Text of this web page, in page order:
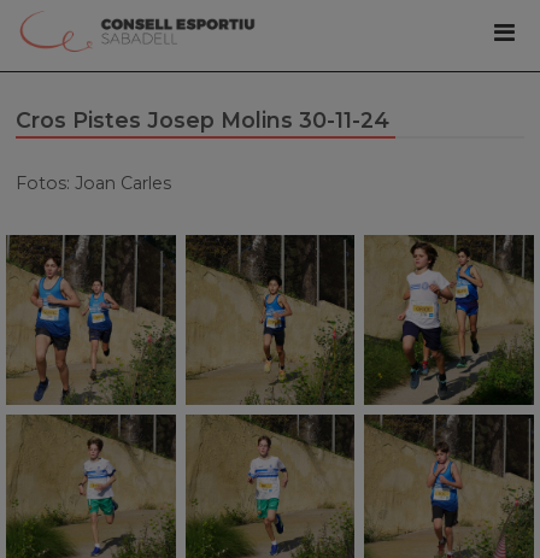
Cros Pistes Josep Molins 30-11-24
Fotos: Joan Carles